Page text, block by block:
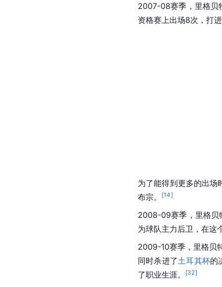
2007-08赛季，里格贝
资格赛上出场8次，打
为了能得到更多的出场
布宗。 [14]
2008-09赛季，里格贝
为球队主力后卫，在这
2009-10赛季，里格贝
同时杀进了土耳其杯的
了职业生涯。
[32]